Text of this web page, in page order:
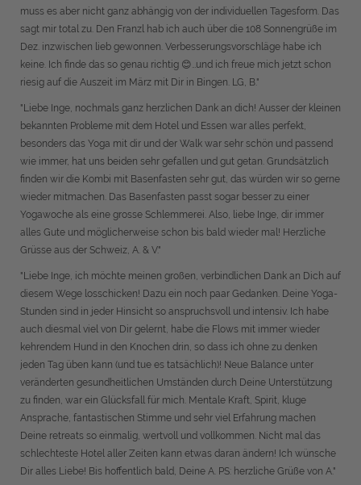
muss es aber nicht ganz abhängig von der individuellen Tagesform. Das
sagt mir total zu. Den Franzl hab ich auch über die 108 Sonnengrüße im
Dez. inzwischen lieb gewonnen. Verbesserungsvorschläge habe ich
keine. Ich finde das so genau richtig 😊…und ich freue mich jetzt schon
riesig auf die Auszeit im März mit Dir in Bingen. LG, B."
"Liebe Inge, nochmals ganz herzlichen Dank an dich! Ausser der kleinen
bekannten Probleme mit dem Hotel und Essen war alles perfekt,
besonders das Yoga mit dir und der Walk war sehr schön und passend
wie immer, hat uns beiden sehr gefallen und gut getan. Grundsätzlich
finden wir die Kombi mit Basenfasten sehr gut, das würden wir so gerne
wieder mitmachen. Das Basenfasten passt sogar besser zu einer
Yogawoche als eine grosse Schlemmerei. Also, liebe Inge, dir immer
alles Gute und möglicherweise schon bis bald wieder mal! Herzliche
Grüsse aus der Schweiz, A. & V."
"Liebe Inge, ich möchte meinen großen, verbindlichen Dank an Dich auf
diesem Wege losschicken! Dazu ein noch paar Gedanken. Deine Yoga-
Stunden sind in jeder Hinsicht so anspruchsvoll und intensiv. Ich habe
auch diesmal viel von Dir gelernt, habe die Flows mit immer wieder
kehrendem Hund in den Knochen drin, so dass ich ohne zu denken
jeden Tag üben kann (und tue es tatsächlich)! Neue Balance unter
veränderten gesundheitlichen Umständen durch Deine Unterstützung
zu finden, war ein Glücksfall für mich. Mentale Kraft, Spirit, kluge
Ansprache, fantastischen Stimme und sehr viel Erfahrung machen
Deine retreats so einmalig, wertvoll und vollkommen. Nicht mal das
schlechteste Hotel aller Zeiten kann etwas daran ändern! Ich wünsche
Dir alles Liebe! Bis hoffentlich bald, Deine A. PS: herzliche Grüße von A."